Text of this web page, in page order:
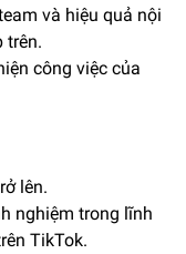
và hiệu quả nội
trên.
công việc của
lên.
nghiệm trong lĩnh
TikTok.